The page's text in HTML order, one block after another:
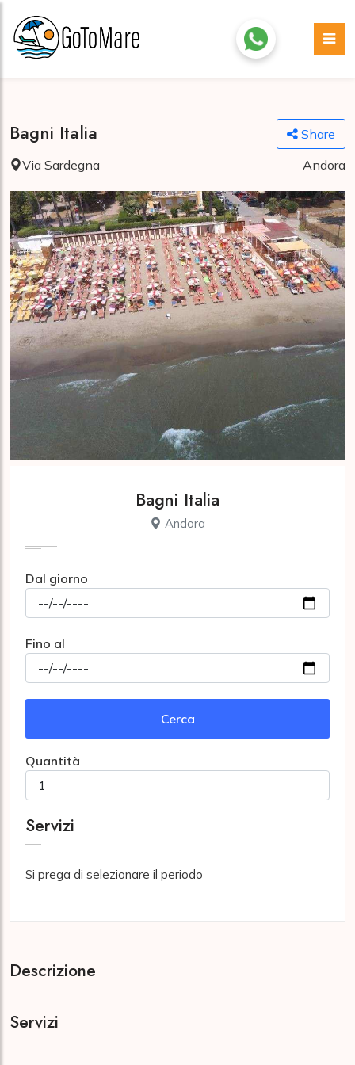
Bagni Italia
Share
Via Sardegna
Andora
Bagni Italia
Andora
Dal giorno
Fino al
Cerca
Quantità
Servizi
Si prega di selezionare il periodo
Descrizione
Servizi